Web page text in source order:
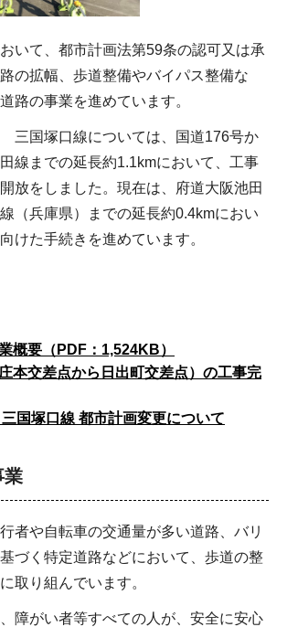
いて、都市計画法第59条の認可又は承
の拡幅、歩道整備やバイパス整備な
路の事業を進めています。
三国塚口線については、国道176号か
線までの延長約1.1kmにおいて、工事
放をしました。現在は、府道大阪池田
（兵庫県）までの延長約0.4kmにおい
けた手続きを進めています。
概要（PDF：1,524KB）
本交差点から日出町交差点）の工事完
国塚⼝線 都市計画変更について
業
者や自転車の交通量が多い道路、バリ
づく特定道路などにおいて、歩道の整
取り組んでいます。
障がい者等すべての人が、安全に安心